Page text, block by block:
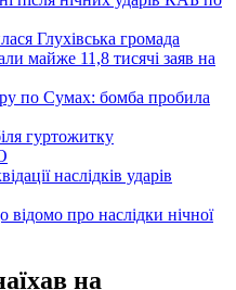
Глухівська громада
майже 11,8 тисячі заяв на
по Сумах: бомба пробила
гуртожитку
наслідків ударів
про наслідки нічної
на